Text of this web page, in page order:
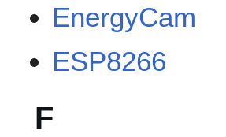
EnergyCam
ESP8266
F